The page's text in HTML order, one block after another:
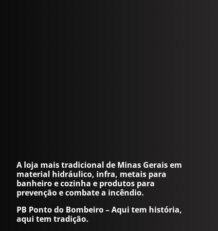
A loja mais tradicional de Minas Gerais em
material hidráulico, infra, metais para
banheiro e cozinha e produtos para
prevenção e combate a incêndio.
PB Ponto do Bombeiro – Aqui tem história,
aqui tem tradição.